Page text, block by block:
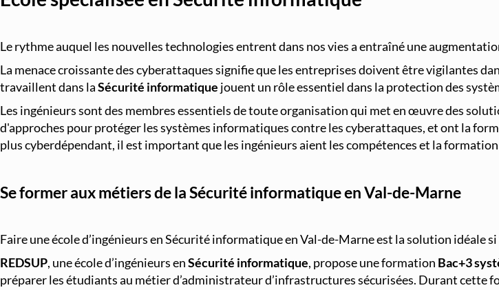
Le rythme auquel les nouvelles technologies entrent dans nos vies a entraîné une
La menace croissante des cyberattaques signifie que les entreprises doivent être vigilantes
travaillent dans laSécurité informatique jouent un rôle essentiel dans la protection des
Les ingénieurs sont des membres essentiels de toute organisation qui met en œuvre des
d'approches pour protéger les systèmes informatiques contre les cyberattaques, et ont la
plus cyberdépendant, il est important que les ingénieurs aient les compétences et la
Se former aux métiers de la Sécurité informatique en Val-de-Marne
Faire une école d’ingénieurs en Sécurité informatique en Val-de-Marne est la solution idéale
REDSUP, une école d’ingénieurs enSécurité informatique, propose une formation Bac+3
préparer les étudiants au métier d’administrateur d’infrastructures sécurisées. Durant cette